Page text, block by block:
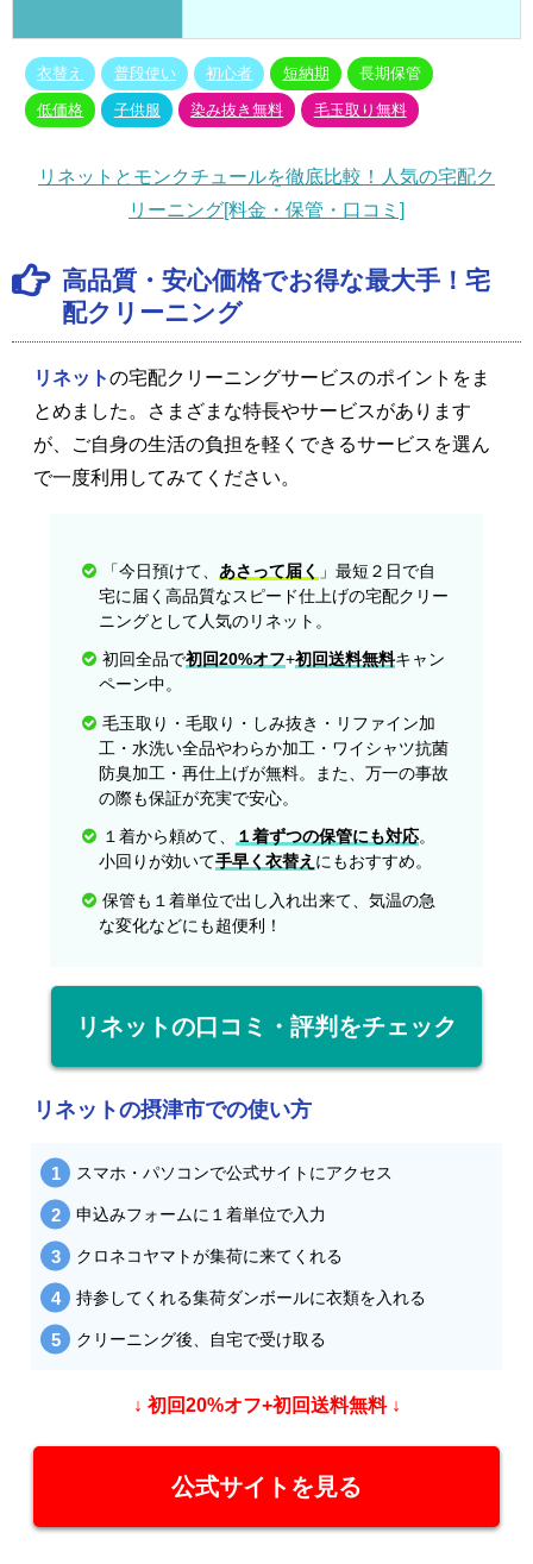
衣替え 普段使い 初心者 短納期 長期保管
低価格 子供服 染み抜き無料 毛玉取り無料
リネットとモンクチュールを徹底比較！人気の宅配ク
リーニング[料金・保管・口コミ]
高品質・安心価格でお得な最大手！宅
配クリーニング
リネットの宅配クリーニングサービスのポイントをま
とめました。さまざまな特長やサービスがあります
が、ご自身の生活の負担を軽くできるサービスを選ん
で一度利用してみてください。
「今日預けて、 あさって届く 」最短２日で自
宅に届く高品質なスピード仕上げの宅配クリー
ニングとして人気のリネット。
初回全品で初回20%オフ+初回送料無料キャン
ペーン中。
毛玉取り・毛取り・しみ抜き・リファイン加
工・水洗い全品やわらか加工・ワイシャツ抗菌
防臭加工・再仕上げが無料。また、万一の事故
の際も保証が充実で安心。
１着から頼めて、 １着ずつの保管にも対応。
小回りが効いて手早く衣替え にもおすすめ。
保管も１着単位で出し入れ出来て、気温の急
な変化などにも超便利！
リネットの口コミ・評判をチェック
リネットの摂津市での使い方
スマホ・パソコンで公式サイトにアクセス
申込みフォームに１着単位で入力
クロネコヤマトが集荷に来てくれる
持参してくれる集荷ダンボールに衣類を入れる
クリーニング後、自宅で受け取る
↓ 初回20%オフ+初回送料無料 ↓
公式サイトを見る